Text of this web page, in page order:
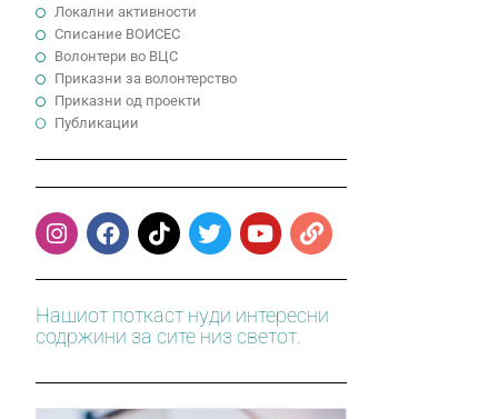
Локални активности
Cписание ВОИСЕС
Волонтери во ВЦС
Приказни за волонтерство
Приказни од проекти
Публикации
Нашиот поткаст нуди интересни
содржини за сите низ светот.